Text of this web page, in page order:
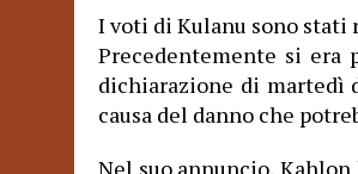
I voti di Kulanu sono stati
Precedentemente si era
dichiarazione di martedì
causa del danno che
Nel suo annuncio,